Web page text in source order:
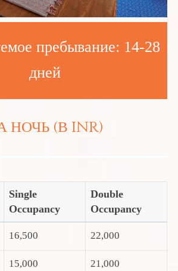
пребывание: 14-28
дней
НОЧЬ (В INR)
Single
Occupancy
Double
Occupancy
16,500 22,000
15,000 21,000